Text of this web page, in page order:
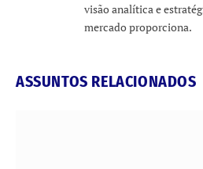
visão analítica e
mercado proporciona.
ASSUNTOS RELACIONADOS